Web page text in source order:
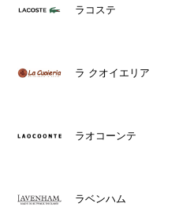
ラコステ
ラ クオイエリア
ラオコーンテ
ラベンハム